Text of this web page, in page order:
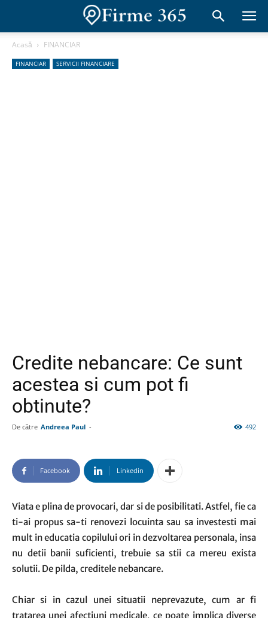
Acasă FINANCIAR
FINANCIAR SERVICII FINANCIARE
Credite nebancare: Ce sunt
acestea si cum pot fi
obtinute?
De către Andreea Paul - 492
Facebook Linkedin
Viata e plina de provocari, dar si de posibilitati. Astfel, fie ca
ti-ai propus sa-ti renovezi locuinta sau sa investesti mai
mult in educatia copilului ori in dezvoltarea personala, insa
nu detii banii suficienti, trebuie sa stii ca mereu exista
solutii. De pilda, creditele nebancare.
Chiar si in cazul unei situatii neprevazute, cum ar fi
tratarea unei afectiuni medicale, ce poate implica diverse